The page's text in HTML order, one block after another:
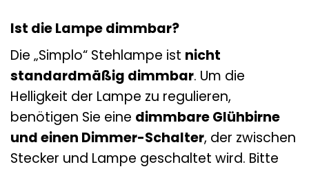
Ist die Lampe dimmbar?
Die „Simplo“ Stehlampe ist nicht
standardmäßig dimmbar. Um die
Helligkeit der Lampe zu regulieren,
benötigen Sie eine dimmbare Glühbirne
und einen Dimmer-Schalter, der zwischen
Stecker und Lampe geschaltet wird. Bitte